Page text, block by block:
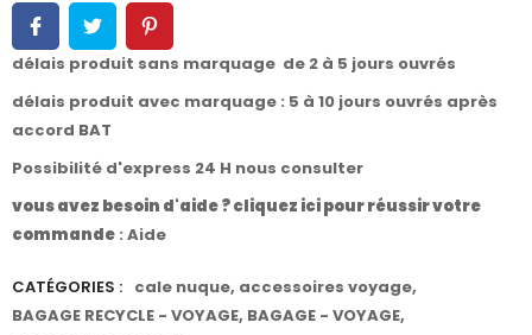
délais produit sans marquage de 2 à 5 jours ouvrés
délais produit avec marquage : 5 à 10 jours ouvrés après
accord BAT
Possibilité d'express 24 H nous consulter
vous avez besoin d'aide ? cliquez ici pour réussir votre
commande : Aide
CATÉGORIES : cale nuque, accessoires voyage,
BAGAGE RECYCLE - VOYAGE, BAGAGE - VOYAGE,